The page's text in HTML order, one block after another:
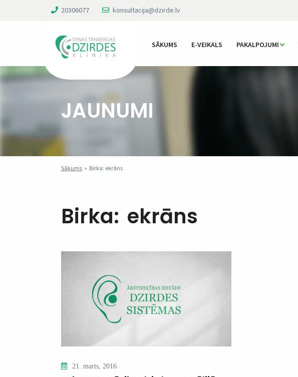
20306077 konsultacija@dzirde.lv
SĀKUMS E-VEIKALS PAKALPOJUMI
JAUNUMI
Sākums » Birka: ekrāns
Birka: ekrāns
21. marts, 2016